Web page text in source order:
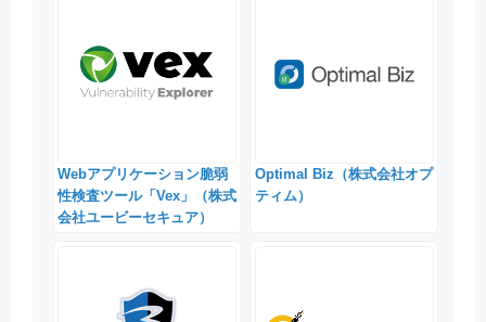
Webアプリケーション脆弱
性検査ツール「Vex」（株式
会社ユービーセキュア）
Optimal Biz（株式会社オプ
ティム）